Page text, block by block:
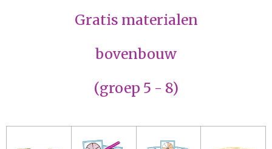
Gratis materialen
bovenbouw
(groep 5 - 8)